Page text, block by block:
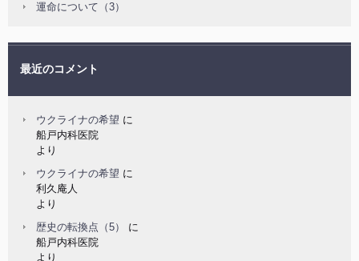
運命について（3）
最近のコメント
ウクライナの希望 に
船戸内科医院
より
ウクライナの希望 に
利久庵人
より
歴史の転換点（5）
に
船戸内科医院
より